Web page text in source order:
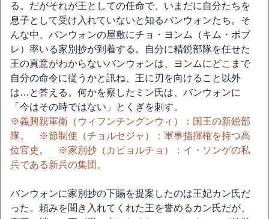
る。だがそれが王としての任命で、いまだに自分たちを
息子として受け入れていないと知るバンウォンたち。そ
んな中、バンウォンの屋敷にチョ・ヨンム（キム・ボブ
レ）率いる家別抄が到着する。自分に精鋭部隊を任せた
王の真意がわからないバンウォンは、ヨンムにどこまで
自分の命令に従うかと訊ね、王に刃を向けること以外
は…と答える。何かを察したミン氏は、バンウォンに
「今はその時ではない」とくぎを刺す。
※義興親軍衛（ウィフンチングンウィ）：国王の新鋭部
隊。 ※節制使（チョルセジャ）：軍事指揮権を持つ高
位官吏。 ※家別抄（カビョルチョ）：イ・ソンゲの私
兵である新兵の集団。
バンウォンに家別抄の下賜を提案したのは王妃カン氏だ
った。頼みを聞き入れてくれた王を誉めるカン氏だが、